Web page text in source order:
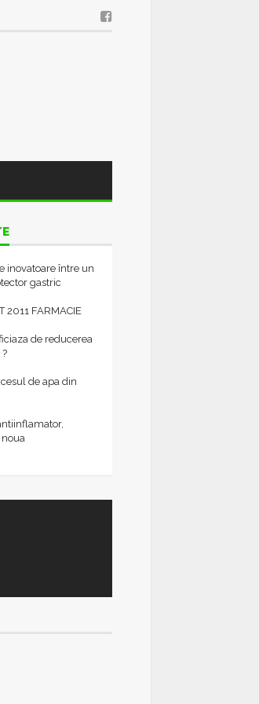
inovatoare între un
gastric
2011 FARMACIE
de reducerea
de apa din